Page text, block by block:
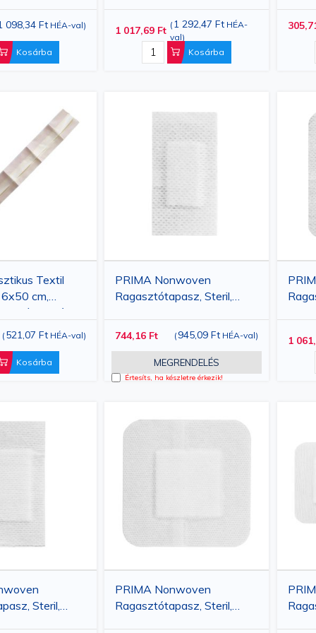
a sérült bőr gyógyulását segítő anyagokat
felhasználásra készült termékek felfedezésére, beleértve
098,34 Ft HÉA-val)
Kosárba
1 017,69 Ft ( 1 292,47 Ft HÉA-
val)
Kosárba
Textil
cm,
Formátum
Fedettségért
( 521,07 Ft HÉA-val)
Kosárba
PRIMA Nonwoven
Ragasztótapasz, Steril,
744,16 Ft ( 945,09 Ft HÉA-val)
MEGRENDELÉS
Értesíts, ha készletre érkezik!
1
Steril,
PRIMA Nonwoven
Ragasztótapasz, Steril,